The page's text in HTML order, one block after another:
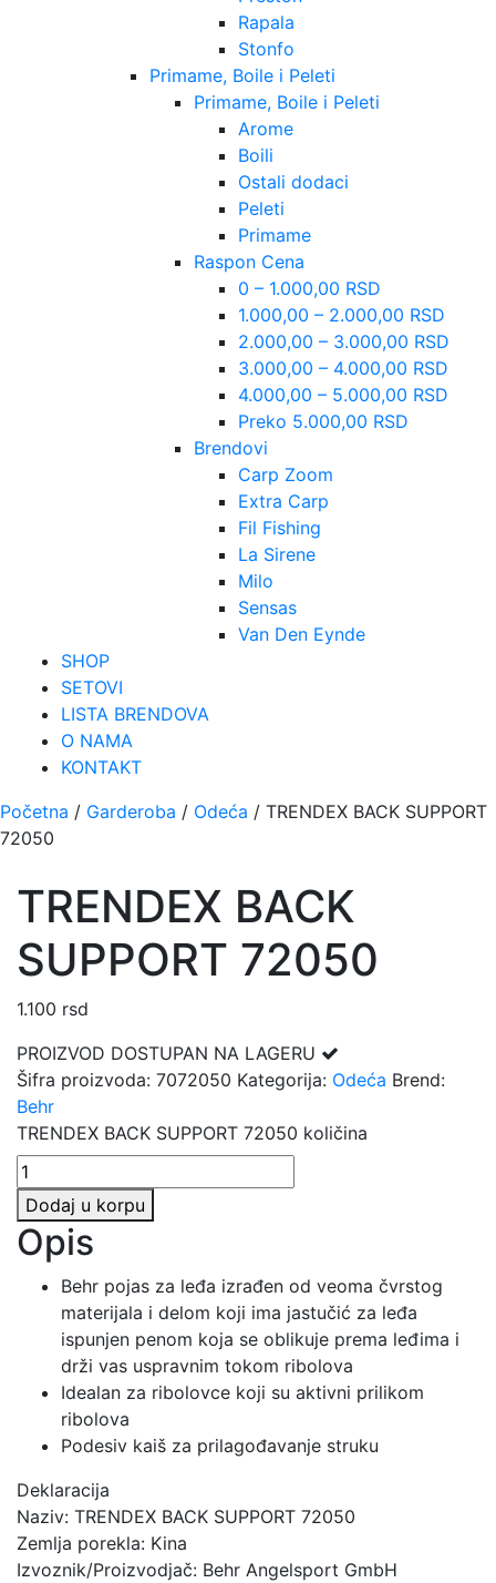
Rapala
Stonfo
Primame, Boile i Peleti
Primame, Boile i Peleti
Arome
Boili
Ostali dodaci
Peleti
Primame
Raspon Cena
0 – 1.000,00 RSD
1.000,00 – 2.000,00 RSD
2.000,00 – 3.000,00 RSD
3.000,00 – 4.000,00 RSD
4.000,00 – 5.000,00 RSD
Preko 5.000,00 RSD
Brendovi
Carp Zoom
Extra Carp
Fil Fishing
La Sirene
Milo
Sensas
Van Den Eynde
SHOP
SETOVI
LISTA BRENDOVA
O NAMA
KONTAKT
Početna / Garderoba / Odeća / TRENDEX BACK SUPPORT
72050
TRENDEX BACK
SUPPORT 72050
1.100 rsd
PROIZVOD DOSTUPAN NA LAGERU
Šifra proizvoda: 7072050 Kategorija: Odeća Brend:
Behr
TRENDEX BACK SUPPORT 72050 količina
Dodaj u korpu
Opis
Behr pojas za leđa izrađen od veoma čvrstog
materijala i delom koji ima jastučić za leđa
ispunjen penom koja se oblikuje prema leđima i
drži vas uspravnim tokom ribolova
Idealan za ribolovce koji su aktivni prilikom
ribolova
Podesiv kaiš za prilagođavanje struku
Deklaracija
Naziv: TRENDEX BACK SUPPORT 72050
Zemlja porekla: Kina
Izvoznik/Proizvodjač: Behr Angelsport GmbH